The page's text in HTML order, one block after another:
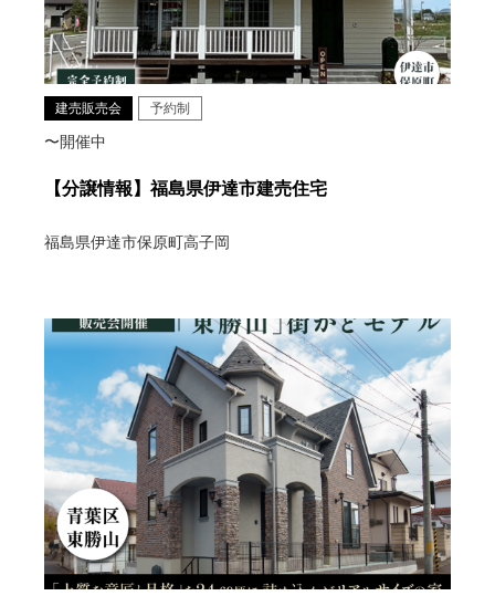
建売販売会 予約制
〜開催中
【分譲情報】福島県伊達市建売住宅
福島県伊達市保原町高子岡